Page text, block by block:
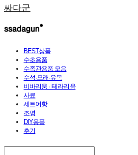
싸다군
BEST상품
수초용품
수족관용품 모음
수석·모래·유목
비바리움 · 테라리움
사료
세트어항
조명
DIY용품
후기